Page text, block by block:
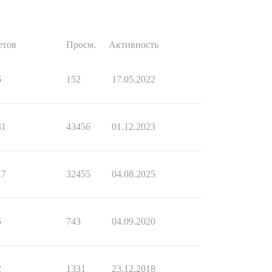
Просм. Активность
152 17.05.2022
43456 01.12.2023
32455 04.08.2025
743 04.09.2020
1331 23.12.2018